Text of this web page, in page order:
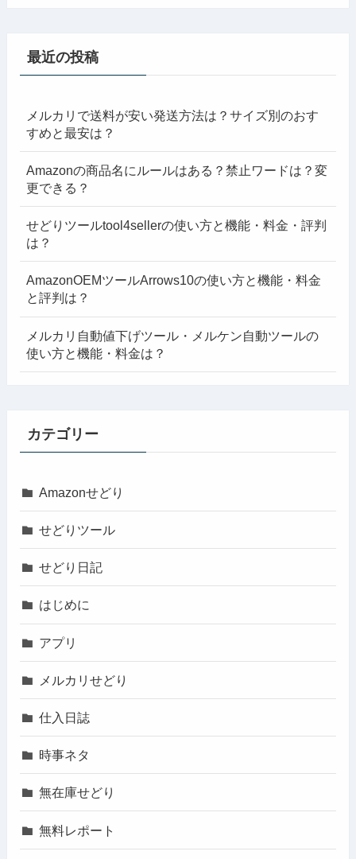
最近の投稿
メルカリで送料が安い発送方法は？サイズ別のおす
すめと最安は？
Amazonの商品名にルールはある？禁止ワードは？変
更できる？
せどりツールtool4sellerの使い方と機能・料金・評判
は？
AmazonOEMツールArrows10の使い方と機能・料金
と評判は？
メルカリ自動値下げツール・メルケン自動ツールの
使い方と機能・料金は？
カテゴリー
Amazonせどり
せどりツール
せどり日記
はじめに
アプリ
メルカリせどり
仕入日誌
時事ネタ
無在庫せどり
無料レポート